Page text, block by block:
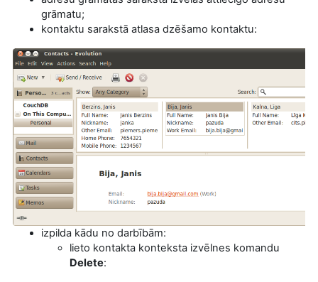
grāmatu;
kontaktu sarakstā atlasa dzēšamo kontaktu:
izpilda kādu no darbībām:
lieto kontakta konteksta izvēlnes komandu
Delete: